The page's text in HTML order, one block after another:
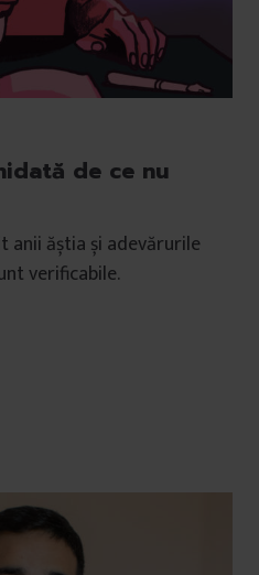
de ce nu
anii ăștia și adevărurile
verificabile.